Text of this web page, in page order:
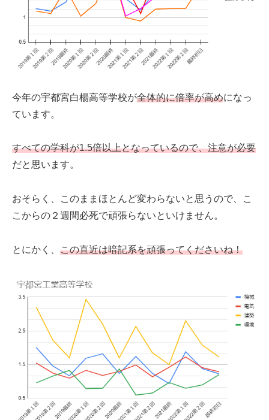
今年の宇都宮白楊高等学校が全体的に倍率が高めになっ
ています。
すべての学科が1.5倍以上となっているので、注意が必要
だと思います。
おそらく、このままほとんど変わらないと思うので、こ
こからの２週間必死で頑張らないといけません。
とにかく、 この直近は暗記系を頑張ってくださいね！